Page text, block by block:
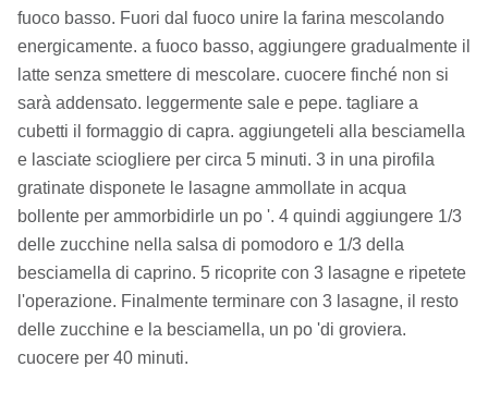
fuoco basso. Fuori dal fuoco unire la farina mescolando
energicamente. a fuoco basso, aggiungere gradualmente il
latte senza smettere di mescolare. cuocere finché non si
sarà addensato. leggermente sale e pepe. tagliare a
cubetti il ​​formaggio di capra. aggiungeteli alla besciamella
e lasciate sciogliere per circa 5 minuti. 3 in una pirofila
gratinate disponete le lasagne ammollate in acqua
bollente per ammorbidirle un po '. 4 quindi aggiungere 1/3
delle zucchine nella salsa di pomodoro e 1/3 della
besciamella di caprino. 5 ricoprite con 3 lasagne e ripetete
l'operazione. Finalmente terminare con 3 lasagne, il resto
delle zucchine e la besciamella, un po 'di groviera.
cuocere per 40 minuti.